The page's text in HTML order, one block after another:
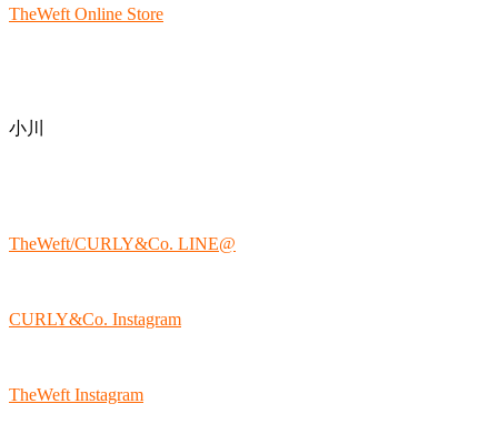
TheWeft Online Store
小川
TheWeft/CURLY&Co. LINE@
CURLY&Co. Instagram
TheWeft Instagram